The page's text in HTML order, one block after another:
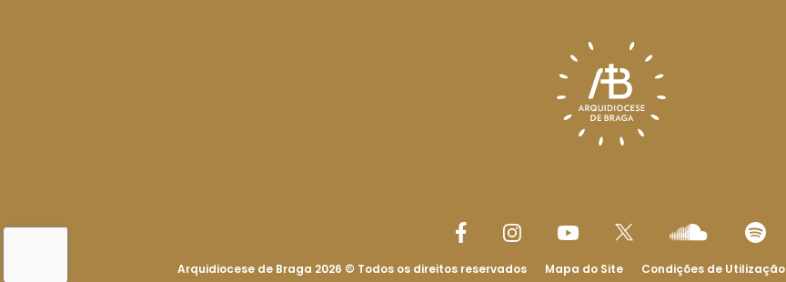
Arquidiocese de Braga 2026 © Todos os direitos reservados Mapa do Site Condições de Utilização